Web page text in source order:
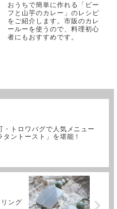
おうちで簡単に作れる「ビー
フと山芋のカレー」のレシピ
をご紹介します。市販のカレ
ールーを使うので、料理初心
者にもおすすめです。
・トロワバグで人気メニュー
タントースト」を堪能！
ング